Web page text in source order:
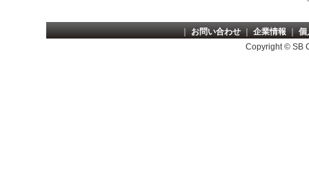
｜お問い合わせ｜企業情報｜個
Copyright © SB